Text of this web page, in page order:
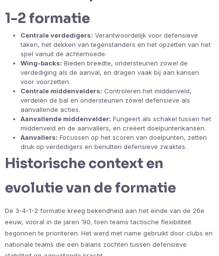
1-2 formatie
Centrale verdedigers: Verantwoordelijk voor defensieve
taken, het dekken van tegenstanders en het opzetten van het
spel vanuit de achterhoede.
Wing-backs: Bieden breedte, ondersteunen zowel de
verdediging als de aanval, en dragen vaak bij aan kansen
voor voorzetten.
Centrale middenvelders: Controleren het middenveld,
verdelen de bal en ondersteunen zowel defensieve als
aanvallende acties.
Aanvallende middenvelder: Fungeert als schakel tussen het
middenveld en de aanvallers, en creëert doelpuntenkansen.
Aanvallers: Focussen op het scoren van doelpunten, zetten
druk op verdedigers en benutten defensieve zwaktes.
Historische context en
evolutie van de formatie
De 3-4-1-2 formatie kreeg bekendheid aan het einde van de 20e
eeuw, vooral in de jaren ’90, toen teams tactische flexibiliteit
begonnen te prioriteren. Het werd met name gebruikt door clubs en
nationale teams die een balans zochten tussen defensieve